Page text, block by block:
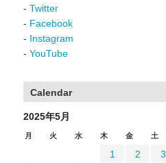
- Twitter
- Facebook
- Instagram
- YouTube
Calendar
2025年5月
月 火 水 木 金 土
1 2 3